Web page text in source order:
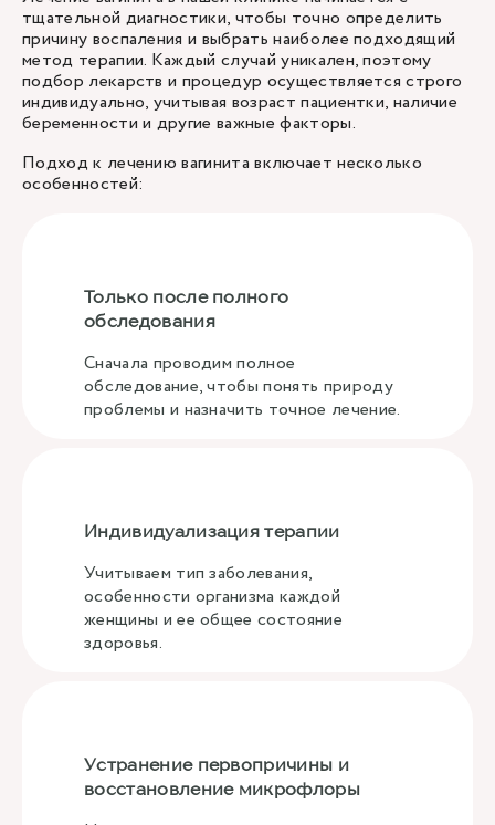
тщательной диагностики, чтобы точно определить
причину воспаления и выбрать наиболее подходящий
метод терапии. Каждый случай уникален, поэтому
подбор лекарств и процедур осуществляется строго
индивидуально, учитывая возраст пациентки, наличие
беременности и другие важные факторы.
Подход к лечению вагинита включает несколько
особенностей:
Только после полного
обследования
Сначала проводим полное
обследование, чтобы понять природу
проблемы и назначить точное лечение.
Индивидуализация терапии
Учитываем тип заболевания,
особенности организма каждой
женщины и ее общее состояние
здоровья.
Устранение первопричины и
восстановление микрофлоры